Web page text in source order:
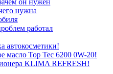
он нужен
нужна
работал
автокосметики!
масло Top Tec 6200 0W-20!
KLIMA REFRESH!